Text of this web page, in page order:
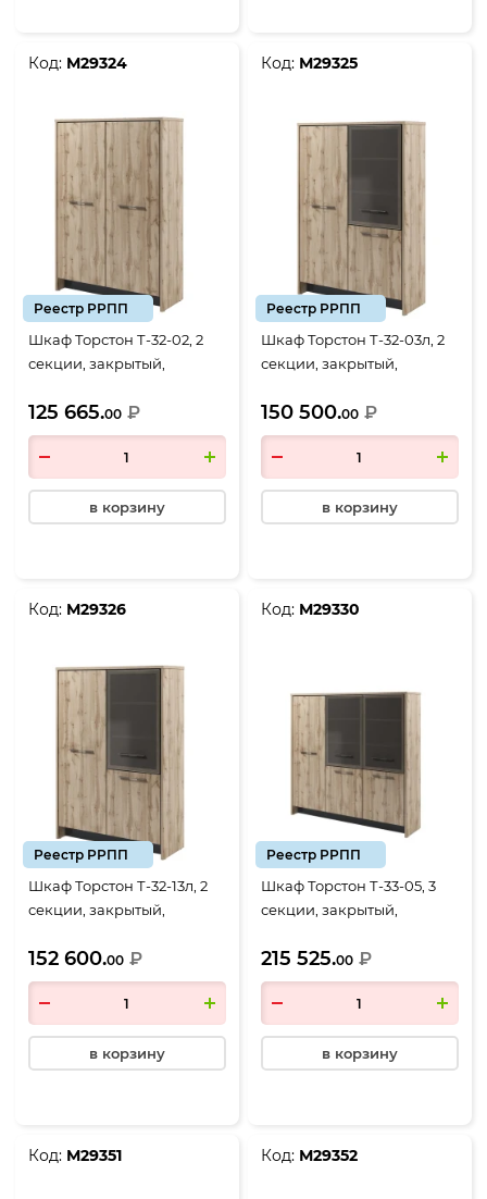
Код: М29324
Реестр РРПП
Шкаф Торстон Т-32-02, 2
секции, закрытый,
двери, 1494*520*2120, Дуб
Вотан-Антрацит
125 665.00 ₽
в корзину
Код: М29325
Реестр РРПП
Шкаф Торстон Т-32-03л, 2
секции, закрытый,
1494*520*2120, Дуб Вотан-
Антрацит
150 500.00 ₽
в корзину
Код: М29326
Реестр РРПП
Шкаф Торстон Т-32-13л, 2
секции, закрытый,
1494*520*2120, Дуб Вотан-
Антрацит
152 600.00 ₽
в корзину
Код: М29330
Реестр РРПП
Шкаф Торстон Т-33-05, 3
секции, закрытый,
2200*520*2120, Дуб Вотан-
Антрацит
215 525.00 ₽
в корзину
Код: М29351 Код: М29352